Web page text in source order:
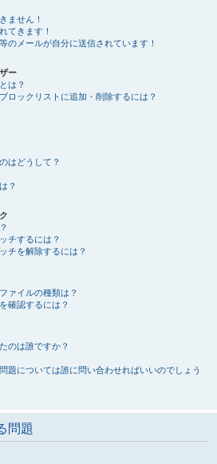
ません！
てきます！
のメールが自分に送信されています！
ー
は？
ロックリストに追加・削除するには？
はどうして？
？
チするには？
チを解除するには？
ァイルの種類は？
確認するには？
のは誰ですか？
題については誰に問い合わせればいいのでしょう
問題